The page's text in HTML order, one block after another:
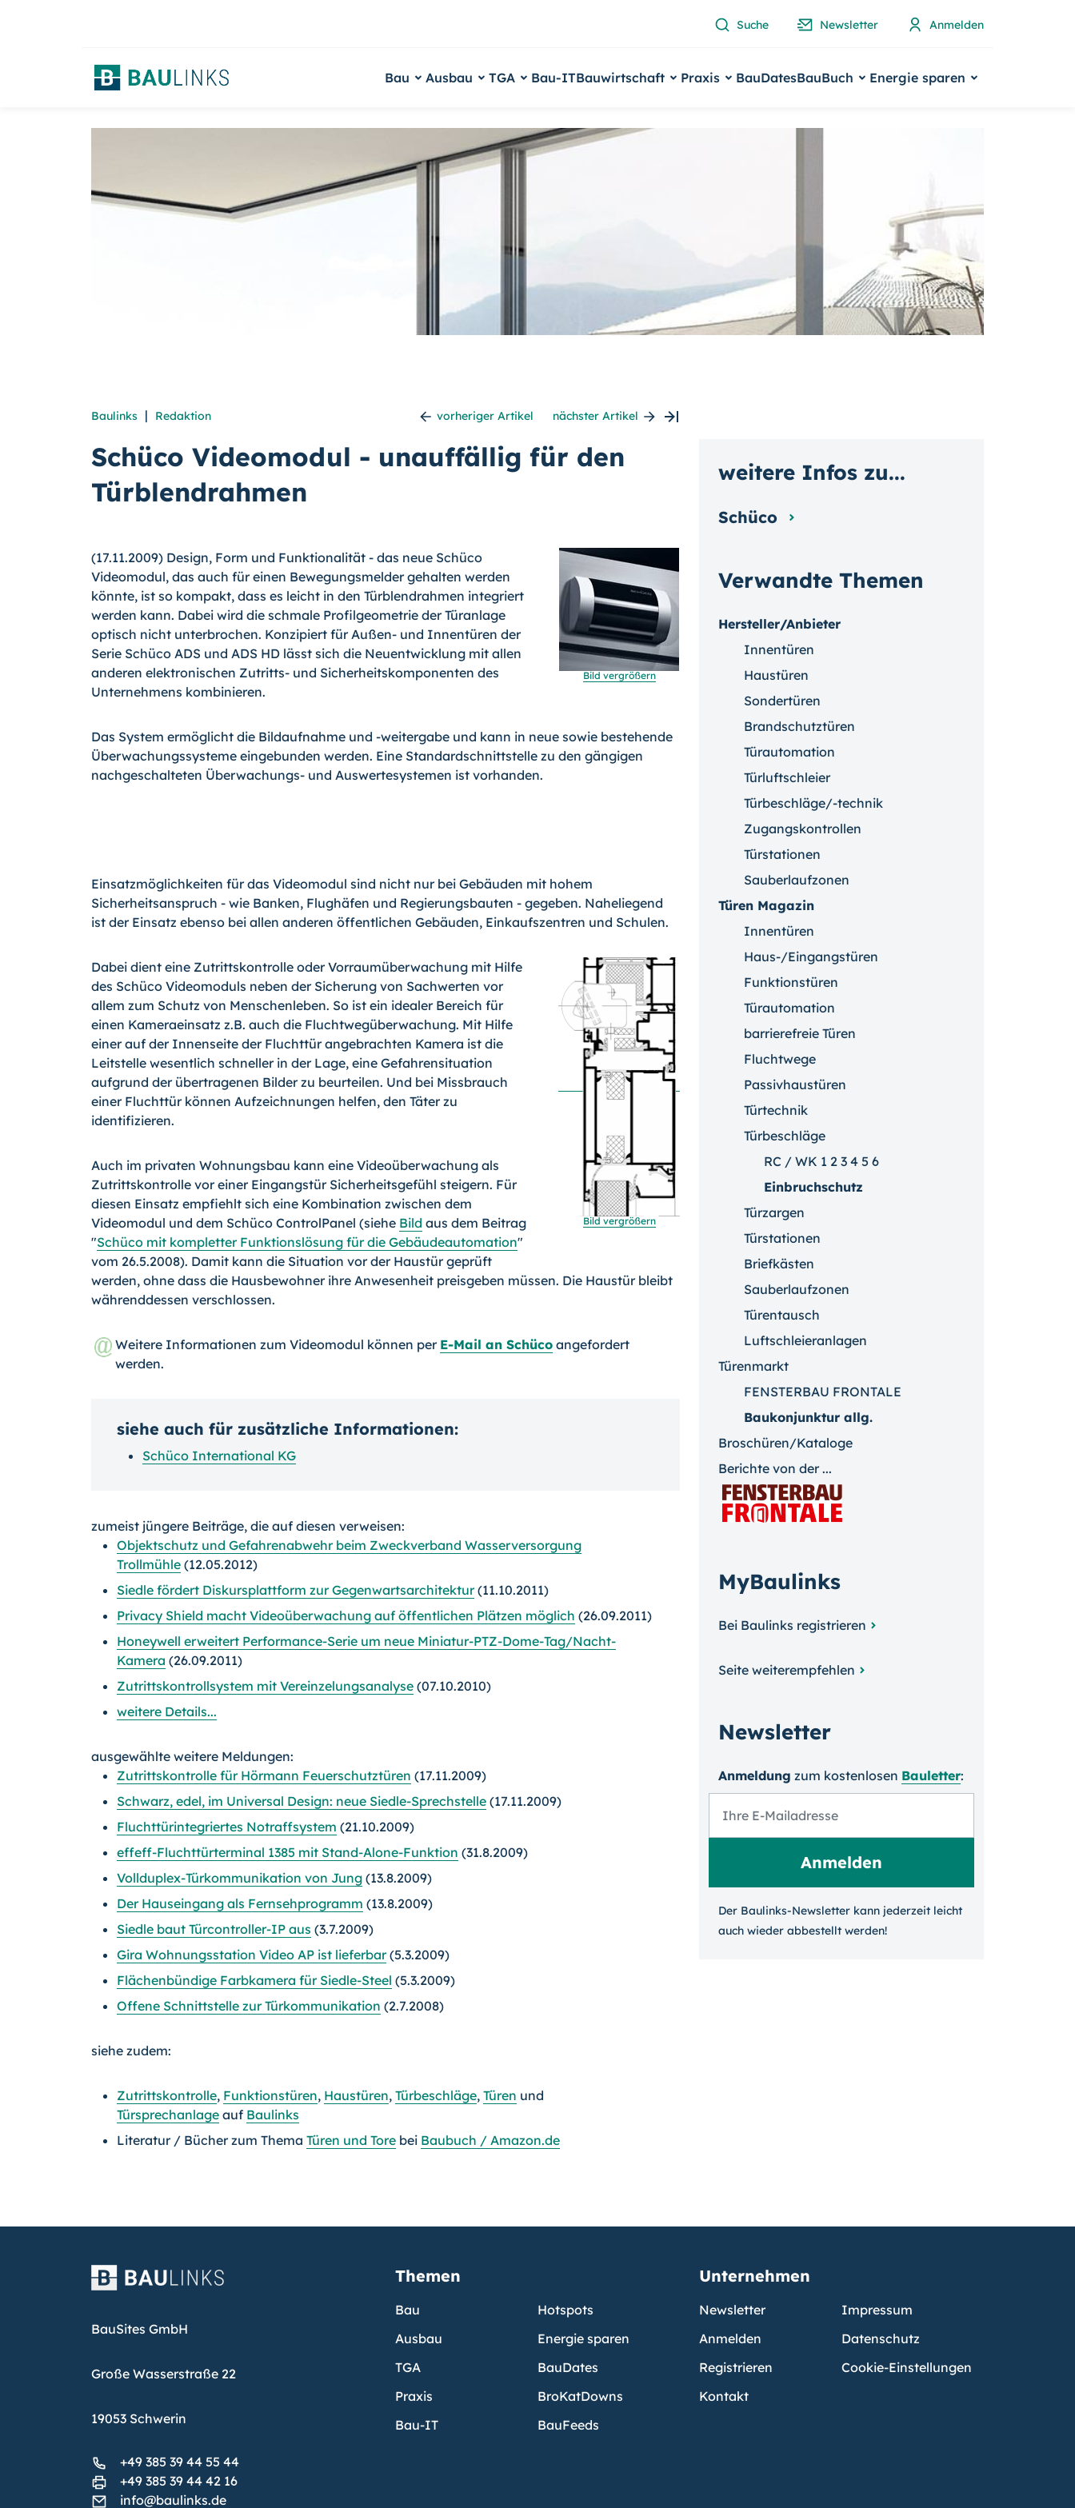
Suche Newsletter Anmelden
Bau Ausbau TGA Bau-ITBauwirtschaft Praxis BauDatesBauBuch Energie sparen
Baulinks | Redaktion vorheriger Artikel nächster Artikel
Schüco Videomodul - unauffällig für den
Türblendrahmen
Bild vergrößern
(17.11.2009) Design, Form und Funktionalität - das neue Schüco
Videomodul, das auch für einen Bewegungsmelder gehalten werden
könnte, ist so kompakt, dass es leicht in den Türblendrahmen integriert
werden kann. Dabei wird die schmale Profilgeometrie der Türanlage
optisch nicht unterbrochen. Konzipiert für Außen- und Innentüren der
Serie Schüco ADS und ADS HD lässt sich die Neuentwicklung mit allen
anderen elektronischen Zutritts- und Sicherheitskomponenten des
Unternehmens kombinieren.
Das System ermöglicht die Bildaufnahme und -weitergabe und kann in neue sowie bestehende
Überwachungssysteme eingebunden werden. Eine Standardschnittstelle zu den gängigen
nachgeschalteten Überwachungs- und Auswertesystemen ist vorhanden.
Einsatzmöglichkeiten für das Videomodul sind nicht nur bei Gebäuden mit hohem
Sicherheitsanspruch - wie Banken, Flughäfen und Regierungsbauten - gegeben. Naheliegend
ist der Einsatz ebenso bei allen anderen öffentlichen Gebäuden, Einkaufszentren und Schulen.
Bild vergrößern
Dabei dient eine Zutrittskontrolle oder Vorraumüberwachung mit Hilfe
des Schüco Videomoduls neben der Sicherung von Sachwerten vor
allem zum Schutz von Menschenleben. So ist ein idealer Bereich für
einen Kameraeinsatz z.B. auch die Fluchtwegüberwachung. Mit Hilfe
einer auf der Innenseite der Fluchttür angebrachten Kamera ist die
Leitstelle wesentlich schneller in der Lage, eine Gefahrensituation
aufgrund der übertragenen Bilder zu beurteilen. Und bei Missbrauch
einer Fluchttür können Aufzeichnungen helfen, den Täter zu
identifizieren.
Auch im privaten Wohnungsbau kann eine Videoüberwachung als
Zutrittskontrolle vor einer Eingangstür Sicherheitsgefühl steigern. Für
diesen Einsatz empfiehlt sich eine Kombination zwischen dem
Videomodul und dem Schüco ControlPanel (siehe Bild aus dem Beitrag
"Schüco mit kompletter Funktionslösung für die Gebäudeautomation"
vom 26.5.2008). Damit kann die Situation vor der Haustür geprüft
werden, ohne dass die Hausbewohner ihre Anwesenheit preisgeben müssen. Die Haustür bleibt
währenddessen verschlossen.
Weitere Informationen zum Videomodul können per E-Mail an Schüco angefordert
werden.
siehe auch für zusätzliche Informationen:
Schüco International KG
zumeist jüngere Beiträge, die auf diesen verweisen:
Objektschutz und Gefahrenabwehr beim Zweckverband Wasserversorgung
Trollmühle (12.05.2012)
Siedle fördert Diskursplattform zur Gegenwartsarchitektur(11.10.2011)
Privacy Shield macht Videoüberwachung auf öffentlichen Plätzen möglich (26.09.2011)
Honeywell erweitert Performance-Serie um neue Miniatur-PTZ-Dome-Tag/Nacht-
Kamera (26.09.2011)
Zutrittskontrollsystem mit Vereinzelungsanalyse (07.10.2010)
weitere Details...
ausgewählte weitere Meldungen:
Zutrittskontrolle für Hörmann Feuerschutztüren (17.11.2009)
Schwarz, edel, im Universal Design: neue Siedle-Sprechstelle (17.11.2009)
Fluchttürintegriertes Notraffsystem (21.10.2009)
effeff-Fluchttürterminal 1385 mit Stand-Alone-Funktion (31.8.2009)
Vollduplex-Türkommunikation von Jung (13.8.2009)
Der Hauseingang als Fernsehprogramm (13.8.2009)
Siedle baut Türcontroller-IP aus (3.7.2009)
Gira Wohnungsstation Video AP ist lieferbar(5.3.2009)
Flächenbündige Farbkamera für Siedle-Steel (5.3.2009)
Offene Schnittstelle zur Türkommunikation (2.7.2008)
siehe zudem:
Zutrittskontrolle, Funktionstüren, Haustüren, Türbeschläge, Türen und
Türsprechanlage auf Baulinks
Literatur / Bücher zum Thema Türen und Tore bei Baubuch / Amazon.de
Verwandte Themen
Hersteller/Anbieter
Innentüren
Haustüren
Sondertüren
Brandschutztüren
Türautomation
Türluftschleier
Türbeschläge/-technik
Zugangskontrollen
Türstationen
Sauberlaufzonen
Türen Magazin
Innentüren
Haus-/Eingangstüren
Funktionstüren
Türautomation
barrierefreie Türen
Fluchtwege
Passivhaustüren
Türtechnik
Türbeschläge
RC / WK 1 2 3 4 5 6
Einbruchschutz
Türzargen
Türstationen
Briefkästen
Sauberlaufzonen
Türentausch
Luftschleieranlagen
Türenmarkt
FENSTERBAU FRONTALE
Baukonjunktur allg.
Broschüren/Kataloge
Berichte von der ...
MyBaulinks
Bei Baulinks registrieren
Seite weiterempfehlen
Newsletter
Anmeldung zum kosten­losen Bauletter:
Der Baulinks-Newsletter kann jeder­zeit leicht
auch wieder ab­bestellt werden!
weitere Infos zu...
Schüco
BauSites GmbH
Große Wasserstraße 22
19053 Schwerin
+49 385 39 44 55 44
+49 385 39 44 42 16
info@baulinks.de
Themen
Bau
Ausbau
TGA
Praxis
Bau-IT
Hotspots
Energie sparen
BauDates
BroKatDowns
BauFeeds
Unternehmen
Newsletter
Anmelden
Registrieren
Kontakt
Impressum
Datenschutz
Cookie-Einstellungen